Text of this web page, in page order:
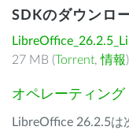
SDKのダウンロ
27 MB (Torrent,情報)
オペレーティング
LibreOffice 26.2.5